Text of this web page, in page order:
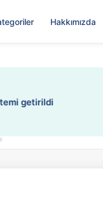
Hakkımızda
getirildi
▶